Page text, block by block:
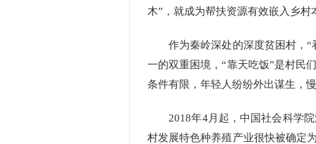
木”，就成为帮扶资源有效嵌入乡
作为秦岭深处的深度贫困村，“
一的双重困境，“靠天吃饭”是村民
条件有限，年轻人纷纷外出谋生，
2018年4月起，中国社会科学院
村发展特色种养殖产业很快被确定